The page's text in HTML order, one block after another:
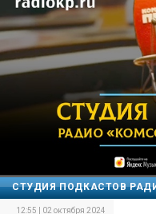
СТУДИЯ ПОДКАСТОВ
12:55 | 02 октября 2024